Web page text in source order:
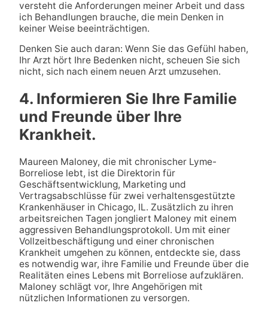
versteht die Anforderungen meiner Arbeit und dass
ich Behandlungen brauche, die mein Denken in
keiner Weise beeinträchtigen.
Denken Sie auch daran: Wenn Sie das Gefühl haben,
Ihr Arzt hört Ihre Bedenken nicht, scheuen Sie sich
nicht, sich nach einem neuen Arzt umzusehen.
4. Informieren Sie Ihre Familie
und Freunde über Ihre
Krankheit.
Maureen Maloney, die mit chronischer Lyme-
Borreliose lebt, ist die Direktorin für
Geschäftsentwicklung, Marketing und
Vertragsabschlüsse für zwei verhaltensgestützte
Krankenhäuser in Chicago, IL. Zusätzlich zu ihren
arbeitsreichen Tagen jongliert Maloney mit einem
aggressiven Behandlungsprotokoll. Um mit einer
Vollzeitbeschäftigung und einer chronischen
Krankheit umgehen zu können, entdeckte sie, dass
es notwendig war, ihre Familie und Freunde über die
Realitäten eines Lebens mit Borreliose aufzuklären.
Maloney schlägt vor, Ihre Angehörigen mit
nützlichen Informationen zu versorgen.